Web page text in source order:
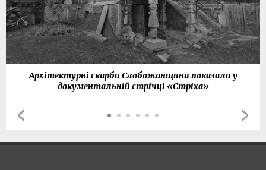
Архітектурні скарби Слобожанщини показали у
документальній стрічці «Стріха»